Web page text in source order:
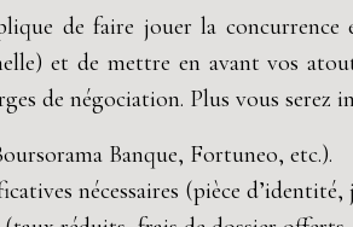
de faire jouer la
et de mettre en avant vos
de négociation. Plus vous serez
Banque, Fortuneo, etc.).
nécessaires (pièce